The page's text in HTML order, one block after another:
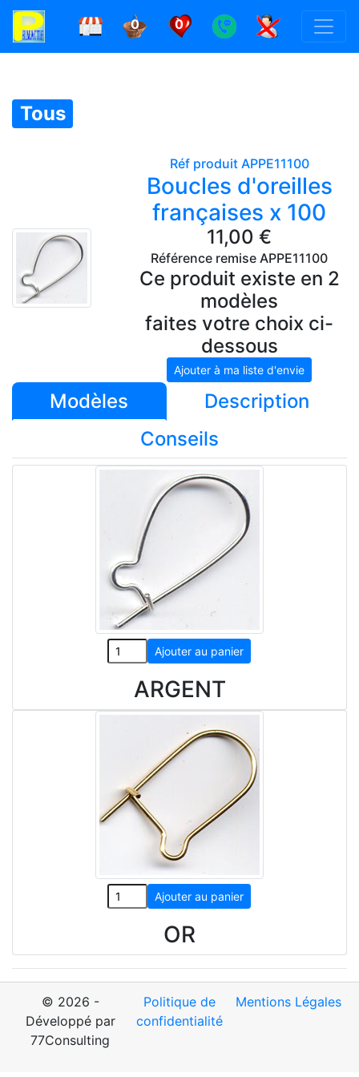
0 0
Tous
Réf produit APPE11100
Boucles d'oreilles
françaises x 100
11,00 €
Référence remise APPE11100
Ce produit existe en 2
modèles
faites votre choix ci-
dessous
Modèles
Description
Conseils
ARGENT
OR
© 2026 -
Développé par
77Consulting
Politique de
confidentialité
Mentions Légales